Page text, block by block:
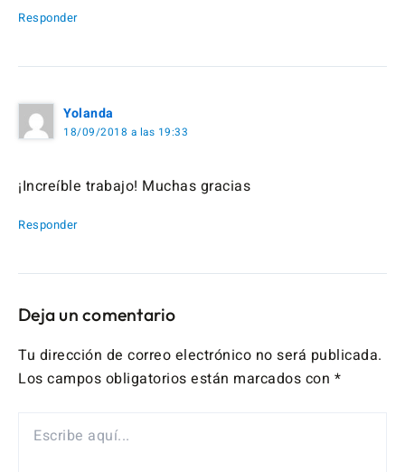
Responder
Yolanda
18/09/2018 a las 19:33
¡Increíble trabajo! Muchas gracias
Responder
Deja un comentario
Tu dirección de correo electrónico no será publicada.
Los campos obligatorios están marcados con *
AQUÍ...